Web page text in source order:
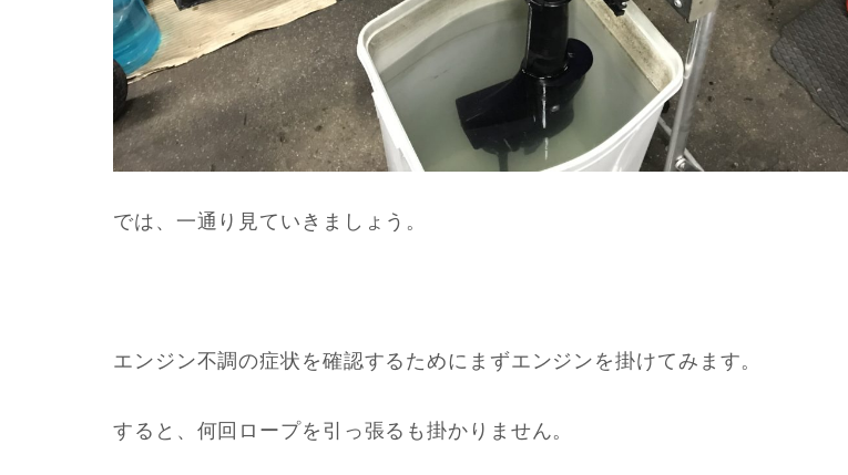
では、一通り見ていきましょう。
エンジン不調の症状を確認するためにまずエンジンを掛けてみます。
すると、何回ロープを引っ張るも掛かりません。